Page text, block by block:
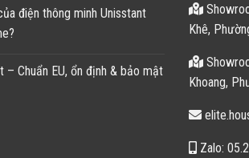
điện thông minh Unisstant
– Chuẩn EU, ổn định & bảo mật
Khê,
Khoang,
Zalo: